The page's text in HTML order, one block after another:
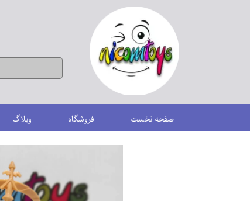
صفحه نخست فروشگاه وبلاگ